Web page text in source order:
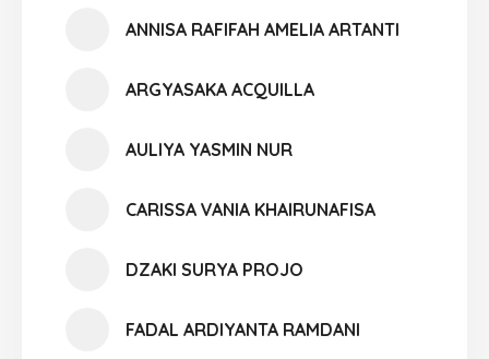
ANNISA RAFIFAH AMELIA ARTANTI
ARGYASAKA ACQUILLA
AULIYA YASMIN NUR
CARISSA VANIA KHAIRUNAFISA
DZAKI SURYA PROJO
FADAL ARDIYANTA RAMDANI